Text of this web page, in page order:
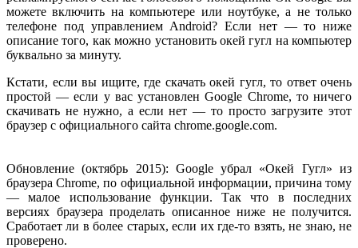
можете включить на компьютере или ноутбуке, а не только
телефоне под управлением Android? Если нет — то ниже
описание того, как можно установить окей гугл на компьютер
буквально за минуту.
Кстати, если вы ищите, где скачать окей гугл, то ответ очень
простой — если у вас установлен Google Chrome, то ничего
скачивать не нужно, а если нет — то просто загрузите этот
браузер с официального сайта chrome.google.com.
Обновление (октябрь 2015): Google убрал «Окей Гугл» из
браузера Chrome, по официальной информации, причина тому
— малое использование функции. Так что в последних
версиях браузера проделать описанное ниже не получится.
Сработает ли в более старых, если их где-то взять, не знаю, не
проверено.